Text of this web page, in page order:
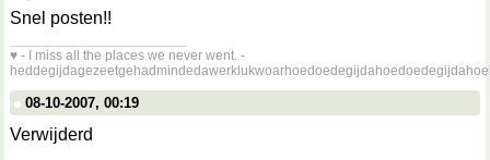
Snel posten!!
♥ - I miss all the places we never went. -
08-10-2007, 00:19
Verwijderd